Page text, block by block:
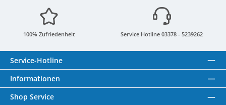
100% Zufriedenheit Service Hotline 03378 - 5239262
Service-Hotline
Informationen
Shop Service